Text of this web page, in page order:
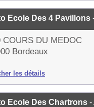
Ecole Des 4 Pavillons
COURS DU MEDOC
Bordeaux
les détails
Ecole Des Chartrons -